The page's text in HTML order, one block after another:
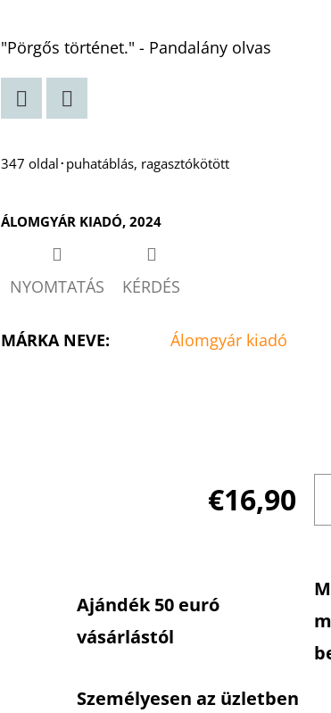
"Pörgős történet." - Pandalány olvas
347 oldal･puhatáblás, ragasztókötött
ÁLOMGYÁR KIADÓ, 2024
NYOMTATÁS KÉRDÉS
MÁRKA NEVE: Álomgyár kiadó
€16,90
Ajándék 50 euró
vásárlástól
Személyesen az üzletben